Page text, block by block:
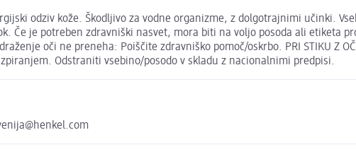
odziv kože. Škodljivo za vodne organizme, z dolgotrajnimi učinki.
Če je potreben zdravniški nasvet, mora biti na voljo posoda ali etiketa
oči ne preneha: Poiščite zdravniško pomoč/oskrbo. PRI STIKU Z
Odstraniti vsebino/posodo v skladu z nacionalnimi predpisi.